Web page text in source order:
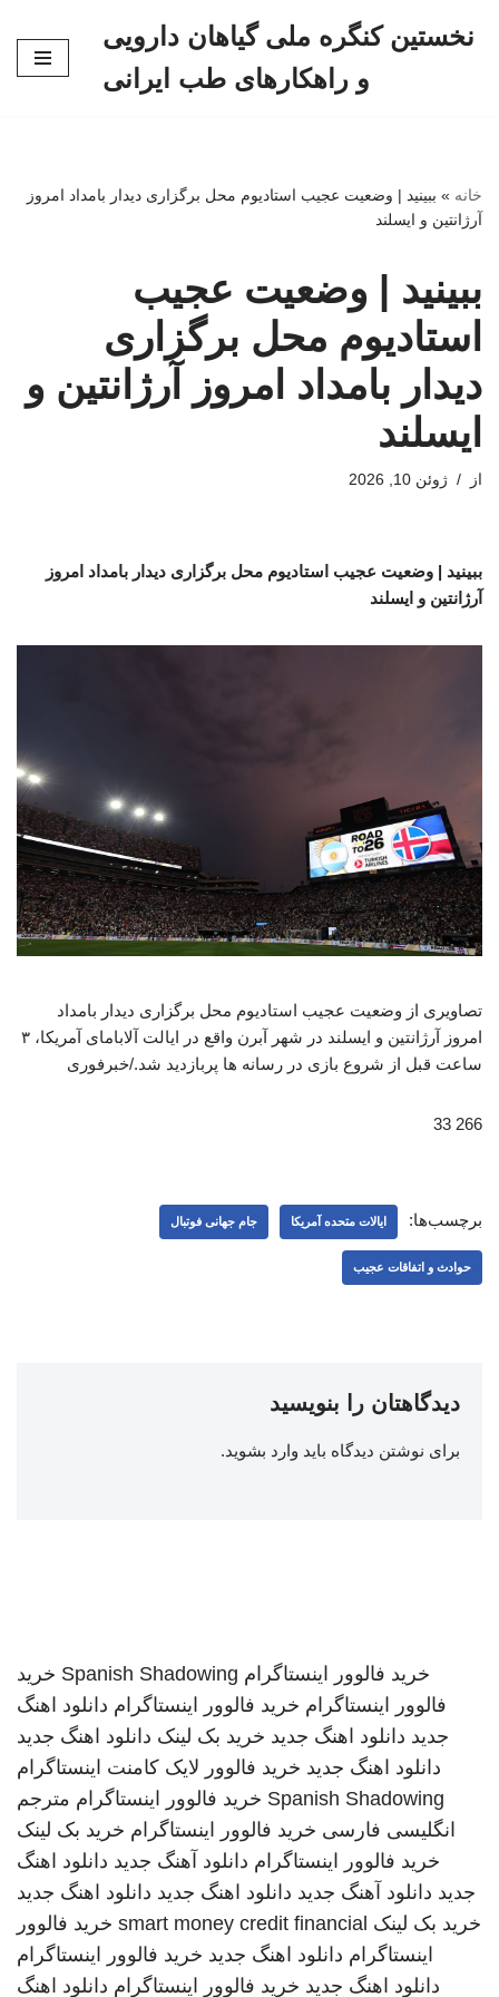
نخستین کنگره ملی گیاهان دارویی
و راهکارهای طب ایرانی
خانه » ببینید | وضعیت عجیب استادیوم‌ محل برگزاری دیدار بامداد امروز
آرژانتین و ایسلند
ببینید | وضعیت عجیب
استادیوم‌ محل برگزاری
دیدار بامداد امروز آرژانتین و
ایسلند
از ژوئن 10, 2026
ببینید | وضعیت عجیب استادیوم‌ محل برگزاری دیدار بامداد امروز
آرژانتین و ایسلند
تصاویری از وضعیت عجیب استادیوم‌ محل برگزاری دیدار بامداد
امروز آرژانتین و ایسلند در شهر آبرن واقع در ایالت آلابامای آمریکا، ۳
ساعت قبل از شروع بازی در رسانه ها پربازدید شد./خبرفوری
266 33
برچسب‌ها: ایالات متحده آمریکا جام جهانی فوتبال
حوادث و اتفاقات عجیب
دیدگاهتان را بنویسید
برای نوشتن دیدگاه باید وارد بشوید.
خرید فالوور اینستاگرام Spanish Shadowing خرید
فالوور اینستاگرام خرید فالوور اینستاگرام دانلود اهنگ
جدید دانلود اهنگ جدید خرید بک لینک دانلود اهنگ جدید
دانلود اهنگ جدید خرید فالوور لایک کامنت اینستاگرام
Spanish Shadowing خرید فالوور اینستاگرام مترجم
انگلیسی فارسی خرید فالوور اینستاگرام خرید بک لینک
خرید فالوور اینستاگرام دانلود آهنگ جدید دانلود اهنگ
جدید دانلود آهنگ جدید دانلود اهنگ جدید دانلود اهنگ جدید
خرید بک لینک smart money credit financial خرید فالوور
اینستاگرام دانلود اهنگ جدید خرید فالوور اینستاگرام
دانلود اهنگ جدید خرید فالوور اینستاگرام دانلود اهنگ